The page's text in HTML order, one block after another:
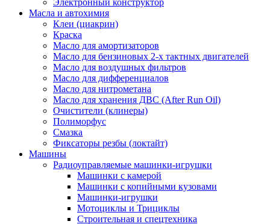
Электронный конструктор
Масла и автохимия
Клеи (циакрин)
Краска
Масло для амортизаторов
Масло для бензиновых 2-х тактных двигателей
Масло для воздушных фильтров
Масло для дифференциалов
Масло для нитрометана
Масло для хранения ДВС (After Run Oil)
Очистители (клинеры)
Полиморфус
Смазка
Фиксаторы резбы (локтайт)
Машины
Радиоуправляемые машинки-игрушки
Машинки с камерой
Машинки с копийными кузовами
Машинки-игрушки
Мотоциклы и Трициклы
Строительная и спецтехника